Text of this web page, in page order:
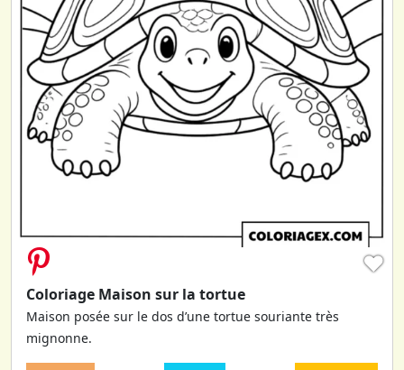
♥
Coloriage Maison sur la tortue
Maison posée sur le dos d’une tortue souriante très
mignonne.